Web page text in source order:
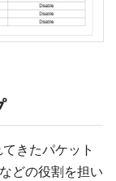
きたパケット
どの役割を担い